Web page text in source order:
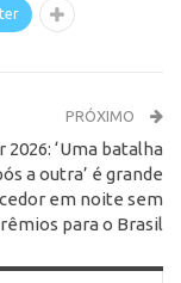
PRÓXIMO
2026: ‘Uma batalha
a outra’ é grande
em noite sem
para o Brasil